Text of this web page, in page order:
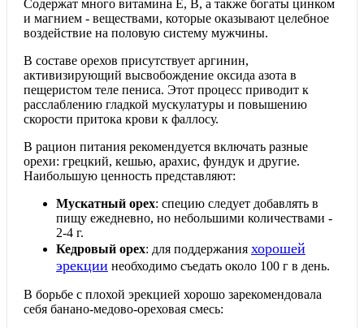
Содержат много витамина Е, В, а также богаты цинком
и магнием - веществами, которые оказывают целебное
воздействие на половую систему мужчины.
В составе орехов присутствует аргинин,
активизирующий высвобождение оксида азота в
пещеристом теле пениса. Этот процесс приводит к
расслаблению гладкой мускулатуры и повышению
скорости притока крови к фаллосу.
В рацион питания рекомендуется включать разные
орехи: грецкий, кешью, арахис, фундук и другие.
Наибольшую ценность представляют:
Мускатный орех: специю следует добавлять в
пищу ежедневно, но небольшими количествами -
2-4 г.
Кедровый орех: для поддержания хорошей
эрекции необходимо съедать около 100 г в день.
В борьбе с плохой эрекцией хорошо зарекомендовала
себя банано-медово-ореховая смесь: